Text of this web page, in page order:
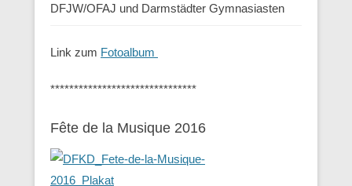
DFJW/OFAJ und Darmstädter Gymnasiasten
Link zum Fotoalbum
*******************************
Fête de la Musique 2016